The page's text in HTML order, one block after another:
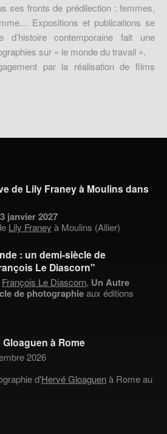
ses fronts de prédilection : femmes,
Expositions et publications se
d’histoire contemporaine fait une
sur « le monde du travail ».
par la réalisation de films
de Lily Franey à Moulins dans
janvier 2027
Lily Franey à Moulins (Allier)
: un demi-siècle de
Le Diascorn"
François Le Diascorn, Un Autre
de photographieaux éditions
à Rome
2026
d'Hervé Gloaguenà Rome au